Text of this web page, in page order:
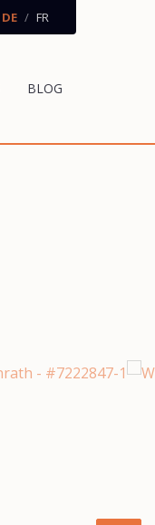
DE FR
BLOG